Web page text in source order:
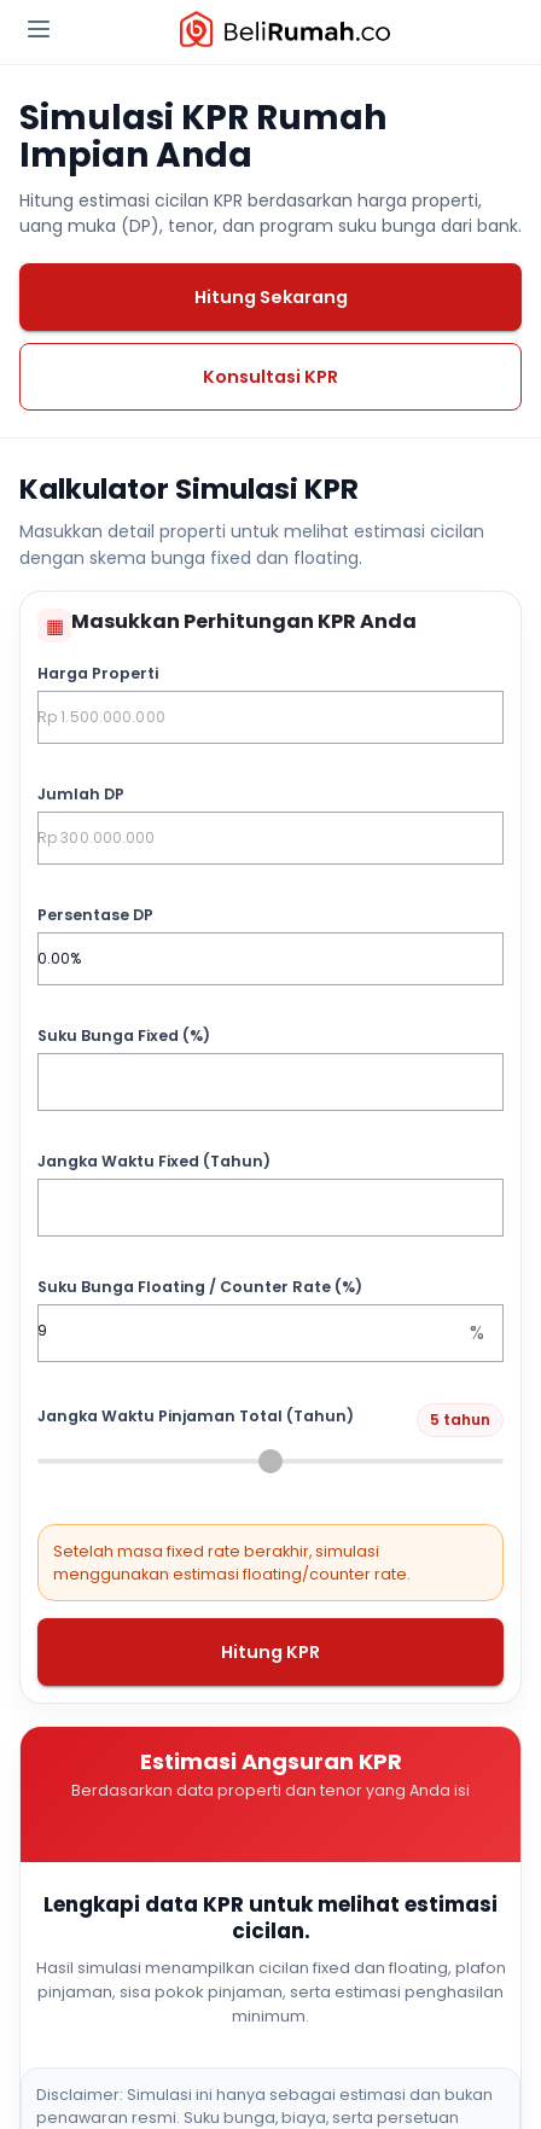
Simulasi KPR Rumah
Impian Anda
Hitung estimasi cicilan KPR berdasarkan harga properti,
uang muka (DP), tenor, dan program suku bunga dari bank.
Hitung Sekarang
Konsultasi KPR
Kalkulator Simulasi KPR
Masukkan detail properti untuk melihat estimasi cicilan
dengan skema bunga fixed dan floating.
▦ Masukkan Perhitungan KPR Anda
Harga Properti
Jumlah DP
Persentase DP
Suku Bunga Fixed (%)
Jangka Waktu Fixed (Tahun)
Suku Bunga Floating / Counter Rate (%)
%
Jangka Waktu Pinjaman Total (Tahun) 5 tahun
Setelah masa fixed rate berakhir, simulasi
menggunakan estimasi floating/counter rate.
Hitung KPR
Estimasi Angsuran KPR
Berdasarkan data properti dan tenor yang Anda isi
Lengkapi data KPR untuk melihat estimasi
cicilan.
Hasil simulasi menampilkan cicilan fixed dan floating, plafon
pinjaman, sisa pokok pinjaman, serta estimasi penghasilan
minimum.
Disclaimer: Simulasi ini hanya sebagai estimasi dan bukan
penawaran resmi. Suku bunga, biaya, serta persetuan